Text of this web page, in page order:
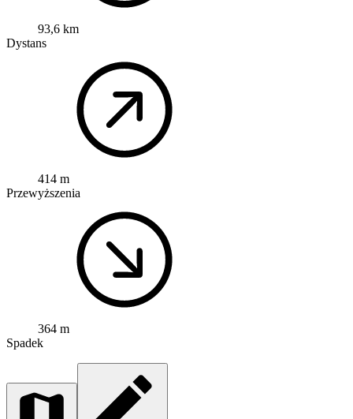
93,6 km
Dystans
414 m
Przewyższenia
364 m
Spadek